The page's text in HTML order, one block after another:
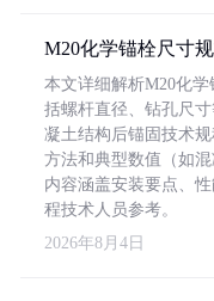
M20化学锚栓尺寸
本文详细解析M20化
括螺杆直径、钻孔尺
凝土结构后锚固技术
方法和典型数值（如混
内容涵盖安装要点、
程技术人员参考。
2026年8月4日